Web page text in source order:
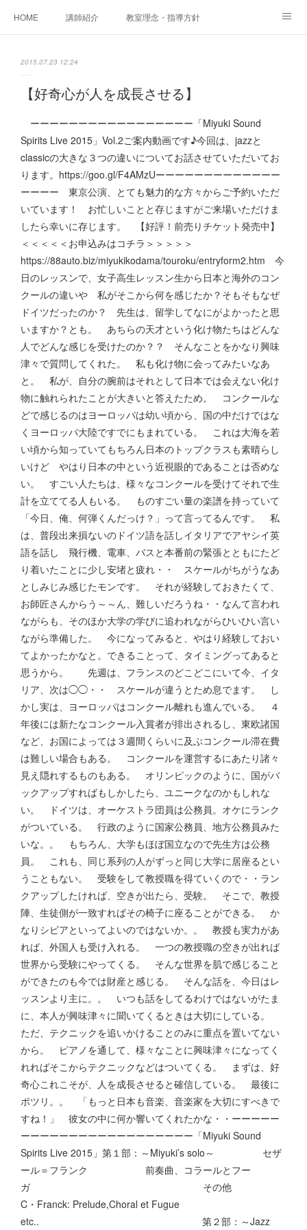
HOME 講師紹介 教室理念・指導方針
演奏スケジュール
2015.07.23 12:24
【好奇心が人を成長させる】
ーーーーーーーーーーーーーーーーー「Miyuki Sound
Spirits Live 2015」Vol.2ご案内動画です♪今回は、jazzと
classicの大きな３つの違いについてお話させていただいてお
ります。https://goo.gl/F4AMzUーーーーーーーーーーーーー
ーーーー 東京公演、とても魅力的な方々からご予約いただ
いています！ お忙しいことと存じますがご来場いただけま
したら幸いに存じます。 【好評！前売りチケット発売中】
＜＜＜＜＜お申込みはコチラ＞＞＞＞＞
https://88auto.biz/miyukikodama/touroku/entryform2.htm 今
日のレッスンで、女子高生レッスン生から日本と海外のコン
クールの違いや 私がそこから何を感じたか？そもそもなぜ
ドイツだったのか？ 先生は、留学してなにがよかったと思
いますか？とも。 あちらの天才という化け物たちはどんな
人でどんな感じを受けたのか？？ そんなことをかなり興味
津々で質問してくれた。 私も化け物に会ってみたいなあ
と。 私が、自分の腕前はそれとして日本では会えない化け
物に触れられたことが大きいと答えたため。 コンクールな
どで感じるのはヨーロッパは幼い頃から、国の中だけではな
くヨーロッパ大陸ですでにもまれている。 これは大海を若
い頃から知っていてもちろん日本のトップクラスも素晴らし
いけど やはり日本の中という近視眼的であることは否めな
い。 すごい人たちは、様々なコンクールを受けてそれで生
計を立ててる人もいる。 ものすごい量の楽譜を持っていて
「今日、俺、何弾くんだっけ？」って言ってるんです。 私
は、普段出来損ないのドイツ語を話しイタリアでアヤシイ英
語を話し 飛行機、電車、バスと本番前の緊張とともにたど
り着いたことに少し安堵と疲れ・・ スケールがちがうなあ
としみじみ感じたモンです。 それが経験しておきたくて、
お師匠さんからう～～ん、難しいだろうね・・なんて言われ
ながらも、そのほか大学の学びに追われながらひいひい言い
ながら準備した。 今になってみると、やはり経験しておい
てよかったかなと。できることって、タイミングってあると
思うから。 先週は、フランスのどこどこにいて今、イタ
リア、次は◯◯・・ スケールが違うとため息でます。 し
かし実は、ヨーロッパはコンクール離れも進んでいる。 ４
年後には新たなコンクール入賞者が排出されるし、東欧諸国
など、お国によっては３週間くらいに及ぶコンクール滞在費
は難しい場合もある。 コンクールを運営するにあたり諸々
見え隠れするものもある。 オリンピックのように、国がバ
ックアップすればもしかしたら、ユニークなのかもしれな
い。 ドイツは、オーケストラ団員は公務員。オケにランク
がついている。 行政のように国家公務員、地方公務員みた
いな。。 もちろん、大学もほぼ国立なので先生方は公務
員。 これも、同じ系列の人がずっと同じ大学に居座るとい
うこともない。 受験をして教授職を得ていくので・・ラン
クアップしたければ、空きが出たら、受験。 そこで、教授
陣、生徒側が一致すればその椅子に座ることができる。 か
なりシビアといってよいのではないか。。 教授も実力があ
れば、外国人も受け入れる。 一つの教授職の空きが出れば
世界から受験にやってくる。 そんな世界を肌で感じること
ができたのも今では財産と感じる。 そんな話を、今日はレ
ッスンより主に。。 いつも話をしてるわけではないがたま
に、本人が興味津々に聞いてくるときは大切にしている。
ただ、テクニックを追いかけることのみに重点を置いてない
から。 ピアノを通して、様々なことに興味津々になってく
れればそこからテクニックなどはついてくる。 まずは、好
奇心これこそが、人を成長させると確信している。 最後に
ポツリ。。 「もっと日本も音楽、音楽家を大切にすべきで
すね！」 彼女の中に何か響いてくれたかな・・ーーーーー
ーーーーーーーーーーーーーーーーーー「Miyuki Sound
Spirits Live 2015」第１部：～Miyuki’s solo～ セザ
ール＝フランク 前奏曲、コラールとフー
ガ その他
C・Franck: Prelude,Choral et Fugue
etc.. 第２部：～Jazz